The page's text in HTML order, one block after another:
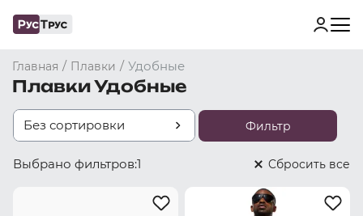
Главная / Плавки / Удобные
Плавки Удобные
Без сортировки Фильтр
Выбрано фильтров:1 Cбросить все